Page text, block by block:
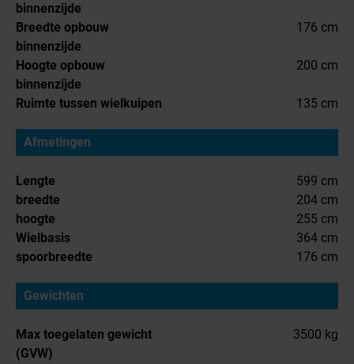
binnenzijde
Breedte opbouw
binnenzijde
176 cm
Hoogte opbouw
binnenzijde
200 cm
Ruimte tussen wielkuipen 135 cm
Afmetingen
Lengte
599 cm
breedte
204 cm
hoogte
255 cm
Wielbasis
364 cm
spoorbreedte
176 cm
Gewichten
Max toegelaten gewicht
(GVW)
3500 kg